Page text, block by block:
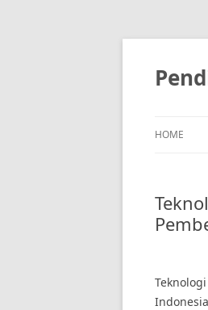
Skip
HOME